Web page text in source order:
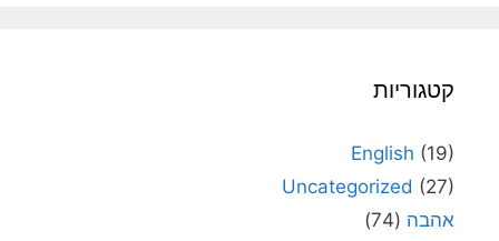
קטגוריות
English (19)
Uncategorized (27)
אהבה (74)